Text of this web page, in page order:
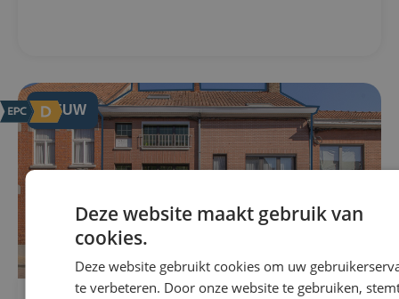
NIEUW
Deze website maakt gebruik van
cookies.
Deze website gebruikt cookies om uw
te verbeteren. Door onze website te gebruiken,